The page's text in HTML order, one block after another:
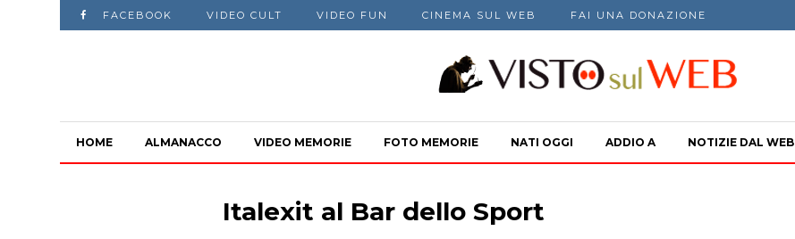
FACEBOOK VIDEO CULT VIDEO FUN CINEMA SUL WEB FAI UNA DONAZIONE
HOME ALMANACCO VIDEO MEMORIE FOTO MEMORIE NATI OGGI ADDIO A NOTIZIE DAL WEB
Italexit al Bar dello Sport